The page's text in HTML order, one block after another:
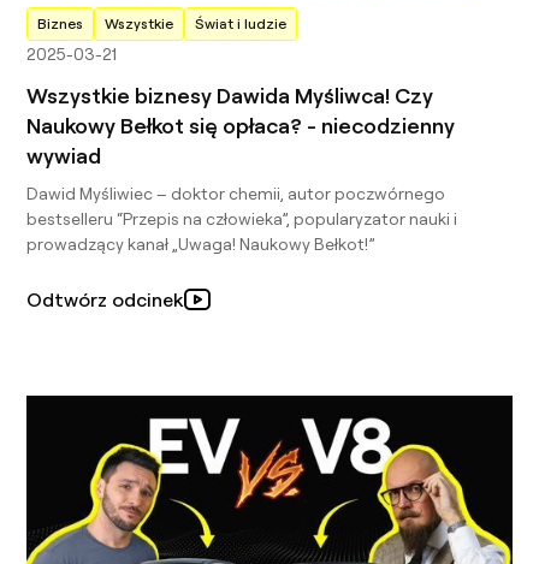
Biznes Wszystkie Świat i ludzie
2025-03-21
Wszystkie biznesy Dawida Myśliwca! Czy
Naukowy Bełkot się opłaca? - niecodzienny
wywiad
Dawid Myśliwiec – doktor chemii, autor poczwórnego
bestselleru “Przepis na człowieka”, popularyzator nauki i
prowadzący kanał „Uwaga! Naukowy Bełkot!”
Odtwórz odcinek